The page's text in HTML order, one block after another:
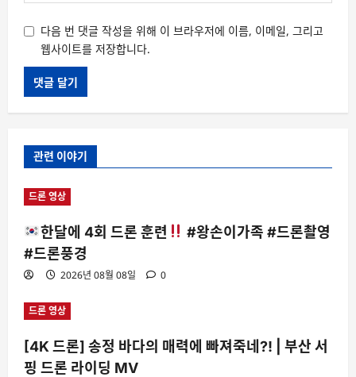
다음 번 댓글 작성을 위해 이 브라우저에 이름, 이메일, 그리고
웹사이트를 저장합니다.
관련 이야기
드론 영상
한달에 4회 드론 훈련
#왕손이가족 #드론촬영
#드론풍경
2026년 08월 08일 0
드론 영상
[4K 드론] 송정 바다의 매력에 빠져죽네?! | 부산 서
핑 드론 라이딩 MV